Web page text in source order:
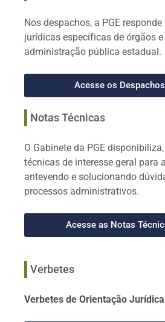
Nos despachos, a PGE
jurídicas específicas de órgãos
administração pública estadual.
Acesse os
Notas Técnicas
O Gabinete da PGE
técnicas de interesse geral para
antevendo e solucionando
processos administrativos.
Acesse as Notas
Verbetes
Verbetes de Orientação Jurídica